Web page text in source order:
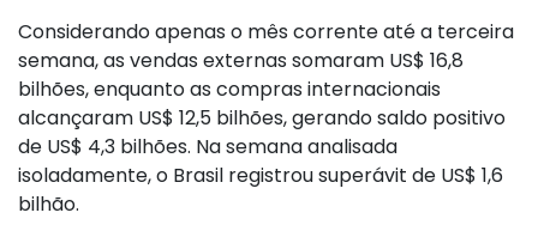
Considerando apenas o mês corrente até a terceira
semana, as vendas externas somaram US$ 16,8
bilhões, enquanto as compras internacionais
alcançaram US$ 12,5 bilhões, gerando saldo positivo
de US$ 4,3 bilhões. Na semana analisada
isoladamente, o Brasil registrou superávit de US$ 1,6
bilhão.